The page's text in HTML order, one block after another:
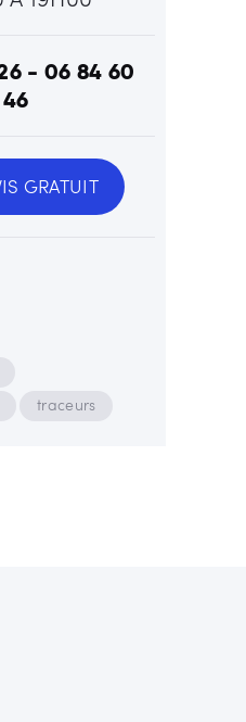
- 06 84 60
46
GRATUIT
traceurs